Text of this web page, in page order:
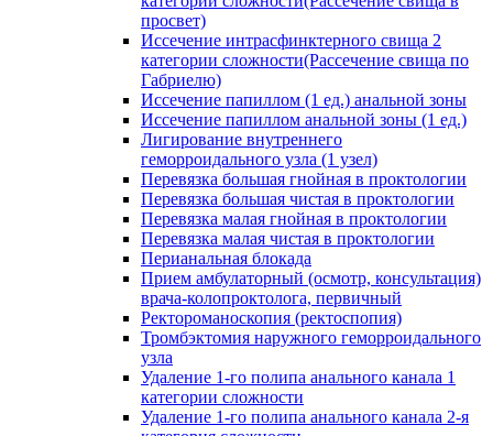
просвет)
Иссечение интрасфинктерного свища 2
категории сложности(Рассечение свища по
Габриелю)
Иссечение папиллом (1 ед.) анальной зоны
Иссечение папиллом анальной зоны (1 ед.)
Лигирование внутреннего
геморроидального узла (1 узел)
Перевязка большая гнойная в проктологии
Перевязка большая чистая в проктологии
Перевязка малая гнойная в проктологии
Перевязка малая чистая в проктологии
Перианальная блокада
Прием амбулаторный (осмотр, консультация)
врача-колопроктолога, первичный
Ректороманоскопия (ректоспопия)
Тромбэктомия наружного геморроидального
узла
Удаление 1-го полипа анального канала 1
категории сложности
Удаление 1-го полипа анального канала 2-я